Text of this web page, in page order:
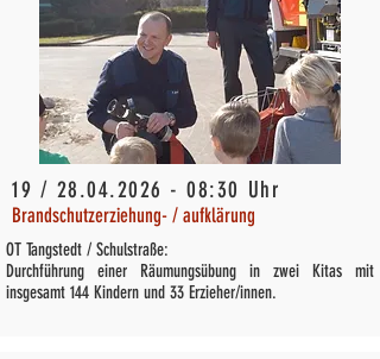
19 / 28.04.2026 - 08:30 Uhr
Brandschutzerziehung- / aufklärung
OT Tangstedt / Schulstraße:
Durchführung einer Räumungsübung in zwei Kitas mit
insgesamt 144 Kindern und 33 Erzieher/innen.